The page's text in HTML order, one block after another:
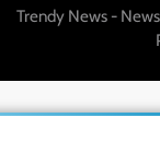
Trendy News -